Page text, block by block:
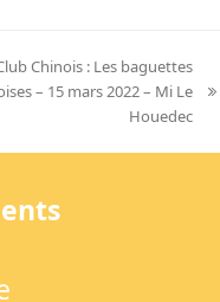
Chinois : Les baguettes
– 15 mars 2022 – Mi Le
Houedec